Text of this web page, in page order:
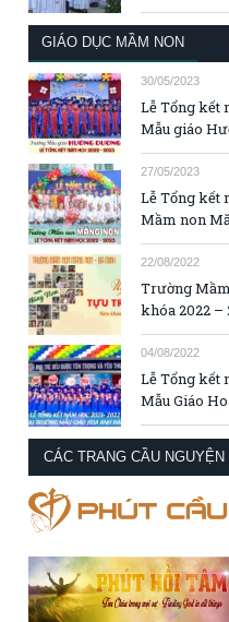
GIÁO DỤC MẦM NON
30/05/2023
Lễ Tổng kết
Mẫu giáo
27/05/2023
Lễ Tổng kết
Mầm non
22/08/2022
Trường
khóa 2022 –
04/08/2022
Lễ Tổng kết
Mẫu Giáo
CÁC TRANG CẦU NGUYỆN